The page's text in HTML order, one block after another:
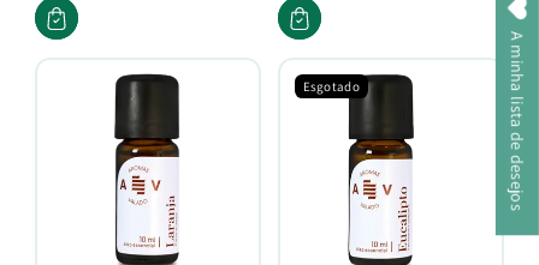
Esgotado A minha lista de desejos